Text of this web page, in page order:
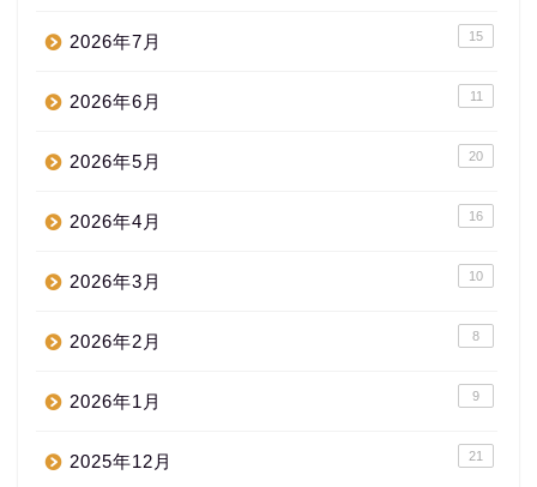
2026年7月 15
2026年6月 11
2026年5月 20
2026年4月 16
2026年3月 10
2026年2月 8
2026年1月 9
2025年12月 21